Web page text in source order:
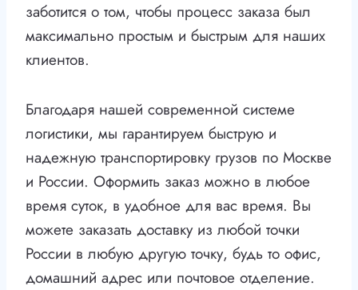
заботится о том, чтобы процесс заказа был
максимально простым и быстрым для наших
клиентов.
Благодаря нашей современной системе
логистики, мы гарантируем быструю и
надежную транспортировку грузов по Москве
и России. Оформить заказ можно в любое
время суток, в удобное для вас время. Вы
можете заказать доставку из любой точки
России в любую другую точку, будь то офис,
домашний адрес или почтовое отделение.